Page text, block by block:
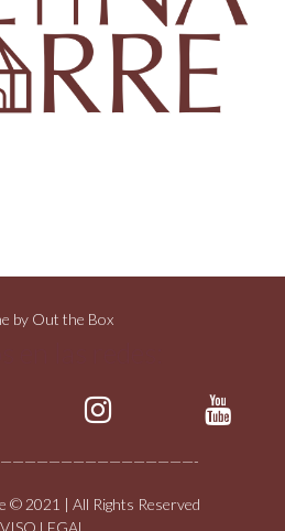
by Out the Box
© 2021 | All Rights Reserved
LEGAL